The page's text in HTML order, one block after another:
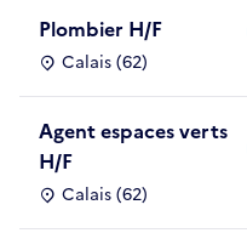
Plombier H/F
Calais (62)
Agent espaces verts
H/F
Calais (62)